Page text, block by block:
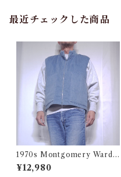
最近チェックした商品
1970s Montgomery Ward
PUT TOGETHERS Nylon S
ki Vest / 70年代 モンゴメリー
¥12,980